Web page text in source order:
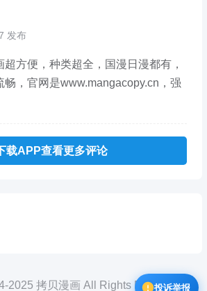
发布
超方便，种类超全，国漫日漫都有，
畅，官网是www.mangacopy.cn，强
载APP查看更多评论
2025 拷贝漫画 All Rights Reserved.
投诉举报